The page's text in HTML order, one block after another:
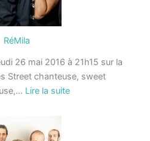
RéMila
26 mai 2016 à 21h15 sur la
Street chanteuse, sweet
Lire la suite: